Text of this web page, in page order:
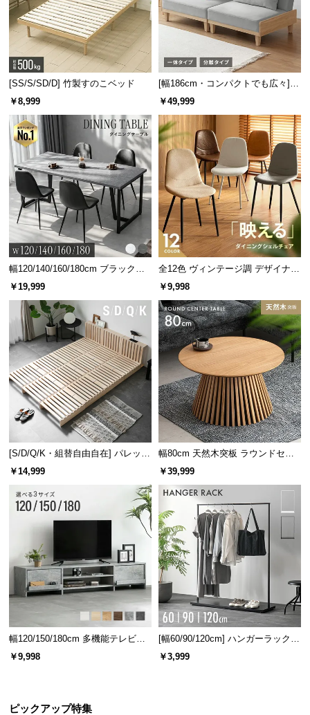
[SS/S/SD/D] 竹製すのこベッド
￥8,999
[幅186cm・コンパクトでも広々] 3
人掛けソファベッド リクライニン
￥49,999
幅120/140/160/180cm ブラックフ
レーム ダイニング 大理石調 4人掛
￥19,999
全12色 ヴィンテージ調 デザイナー
ズシェルチェア
￥9,998
[S/D/Q/K・組替自由自在] パレット
ベッド 8/12/16枚セット
￥14,999
幅80cm 天然木突板 ラウンドセン
ターテーブル 美しい格子デザイン
￥39,999
幅120/150/180cm 多機能テレビボ
ード 木目/石目調 オープン収納・
引き出し収納付き
￥9,998
[幅60/90/120cm] ハンガーラック
スチール 4段階高さ調節 サイドフ
ック オープンラック シンプル
￥3,999
ピックアップ特集